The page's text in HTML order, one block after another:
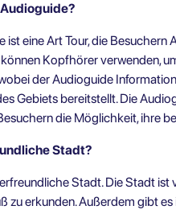
eine Art Tour, die Besuchern
Kopfhörer verwenden,
der Audioguide
Gebiets bereitstellt. Die
die Möglichkeit, ihre
Stadt?
Stadt. Die Stadt ist
zu erkunden. Außerdem gibt